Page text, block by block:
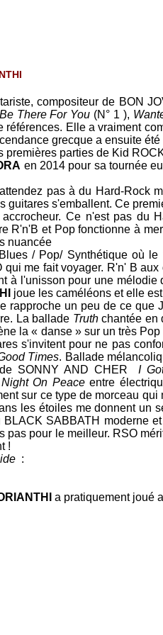
compositeur de BON
There For You (N° 1 ),
Elle a vraiment
grecque a ensuite été
premières parties de Kid
en 2014 pour sa tournée
pas à du Hard-Rock
s'emballent. Ce
Ce n'est pas du
R'n'B et Pop fonctionne à
nuancée
/ Pop/ Synthétique où le
qui me fait voyager. R'n' B
à l'unisson pour une
joue les caméléons et elle
rapproche un peu de ce que
La ballade Truthchantée en
la « danse » sur un très Pop
s'invitent pour ne pas
Times. Ballade
SONNY AND CHER I
On Peaceentre
sur ce type de morceau
les étoiles me donnent un
BLACK SABBATH moderne
pas pour le meilleur. RSO
!
:
a pratiquement joué